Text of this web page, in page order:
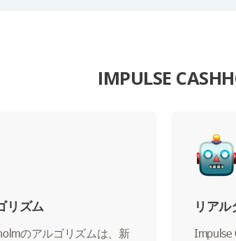
IMPULSE
リズム
のアルゴリズムは、新
リア
Impulse